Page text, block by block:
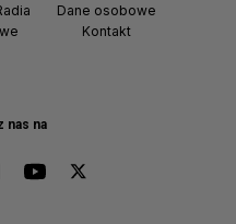
nas na
Dane osobowe
Kontakt